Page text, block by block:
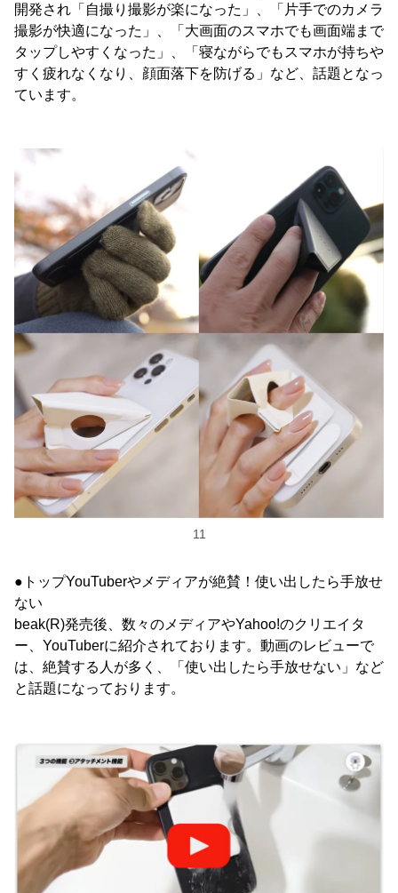
開発され「自撮り撮影が楽になった」、「片手でのカメラ
撮影が快適になった」、「大画面のスマホでも画面端まで
タップしやすくなった」、「寝ながらでもスマホが持ちや
すく疲れなくなり、顔面落下を防げる」など、話題となっ
ています。
11
●トップYouTuberやメディアが絶賛！使い出したら手放せ
ない
beak(R)発売後、数々のメディアやYahoo!のクリエイタ
ー、YouTuberに紹介されております。動画のレビューで
は、絶賛する人が多く、「使い出したら手放せない」など
と話題になっております。